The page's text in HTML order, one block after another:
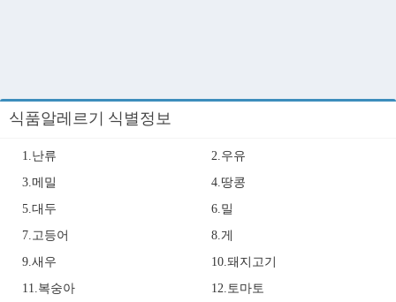
식품알레르기 식별정보
1.난류
2.우유
3.메밀
4.땅콩
5.대두
6.밀
7.고등어
8.게
9.새우
10.돼지고기
11.복숭아
12.토마토